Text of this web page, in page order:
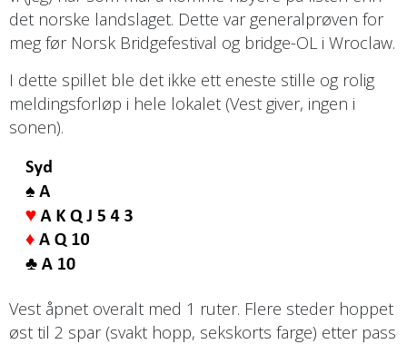
det norske landslaget. Dette var generalprøven for
meg før Norsk Bridgefestival og bridge-OL i Wroclaw.
I dette spillet ble det ikke ett eneste stille og rolig
meldingsforløp i hele lokalet (Vest giver, ingen i
sonen).
Vest åpnet overalt med 1 ruter. Flere steder hoppet
øst til 2 spar (svakt hopp, sekskorts farge) etter pass